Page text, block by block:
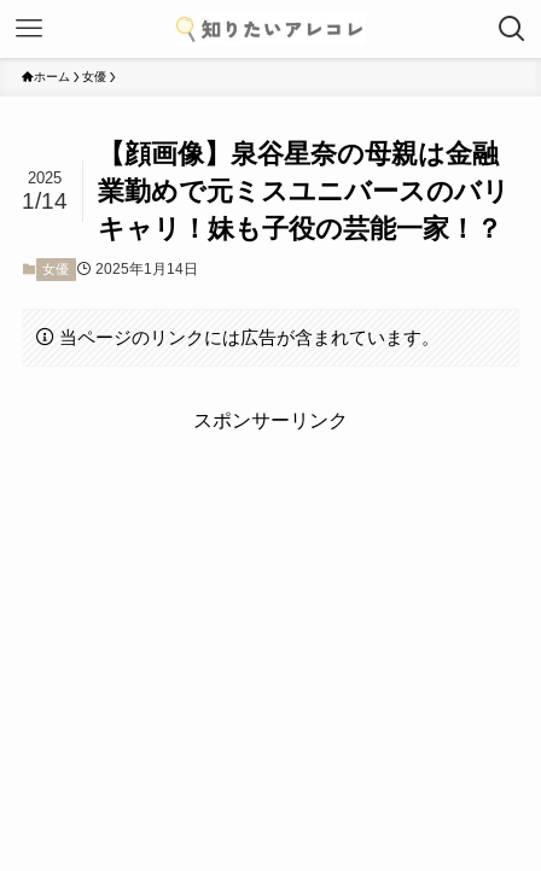
ホーム 女優
【顔画像】泉谷星奈の母親は金融
業勤めで元ミスユニバースのバリ
キャリ！妹も子役の芸能一家！？
2025
1/14
女優 2025年1月14日
当ページのリンクには広告が含まれています。
スポンサーリンク